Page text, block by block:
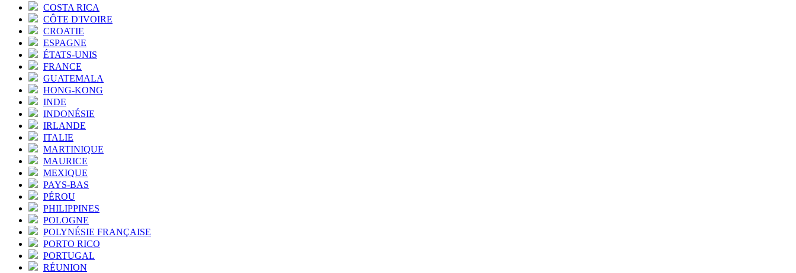
COSTA RICA
CÔTE D'IVOIRE
CROATIE
ESPAGNE
ÉTATS-UNIS
FRANCE
GUATEMALA
HONG-KONG
INDE
INDONÉSIE
IRLANDE
ITALIE
MARTINIQUE
MAURICE
MEXIQUE
PAYS-BAS
PÉROU
PHILIPPINES
POLOGNE
POLYNÉSIE FRANÇAISE
PORTO RICO
PORTUGAL
RÉUNION